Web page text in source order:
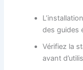
des guides
Vérifiez la
avant